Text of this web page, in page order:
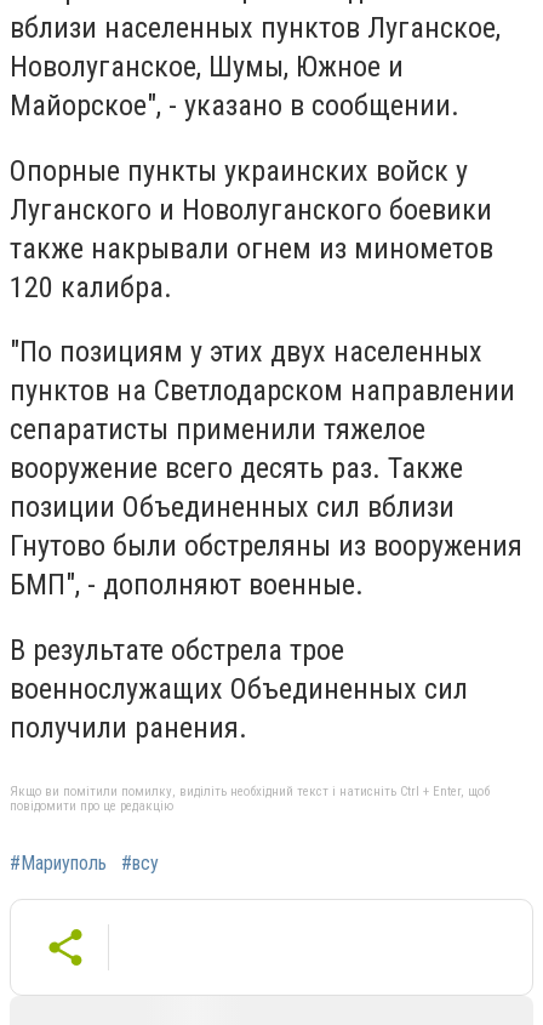
вблизи населенных пунктов Луганское,
Новолуганское, Шумы, Южное и
Майорское", - указано в сообщении.
Опорные пункты украинских войск у
Луганского и Новолуганского боевики
также накрывали огнем из минометов
120 калибра.
"По позициям у этих двух населенных
пунктов на Светлодарском направлении
сепаратисты применили тяжелое
вооружение всего десять раз. Также
позиции Объединенных сил вблизи
Гнутово были обстреляны из вооружения
БМП", - дополняют военные.
В результате обстрела трое
военнослужащих Объединенных сил
получили ранения.
Якщо ви помітили помилку, виділіть необхідний текст і натисніть Ctrl + Enter, щоб
повідомити про це редакцію
#Мариуполь #всу